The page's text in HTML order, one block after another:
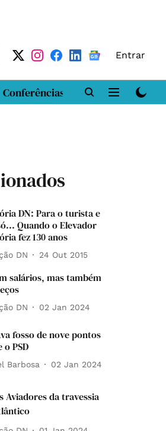
Entrar
Conferências DN LAB
DN: Para o turista e
Quando o Elevador
fez 130 anos
DN 24 Out 2015
salários, mas também
DN 02 Jan 2024
fosso de nove pontos
o PSD
Barbosa 02 Jan 2024
Aviadores da travessia